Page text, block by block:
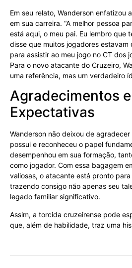
Em seu relato, Wanderson enfatizou
em sua carreira. “A melhor pessoa
está aqui, o meu pai. Eu lembro que
disse que muitos jogadores estavam
para assistir ao meu jogo no CT dos
Para o novo atacante do Cruzeiro,
uma referência, mas um verdadeiro
Agradecimentos e
Expectativas
Wanderson não deixou de
possui e reconheceu o papel
desempenhou em sua formação,
como jogador. Com essa bagagem
valiosas, o atacante está pronto
trazendo consigo não apenas seu
legado familiar significativo.
Assim, a torcida cruzeirense pode
que, além de habilidade, traz uma